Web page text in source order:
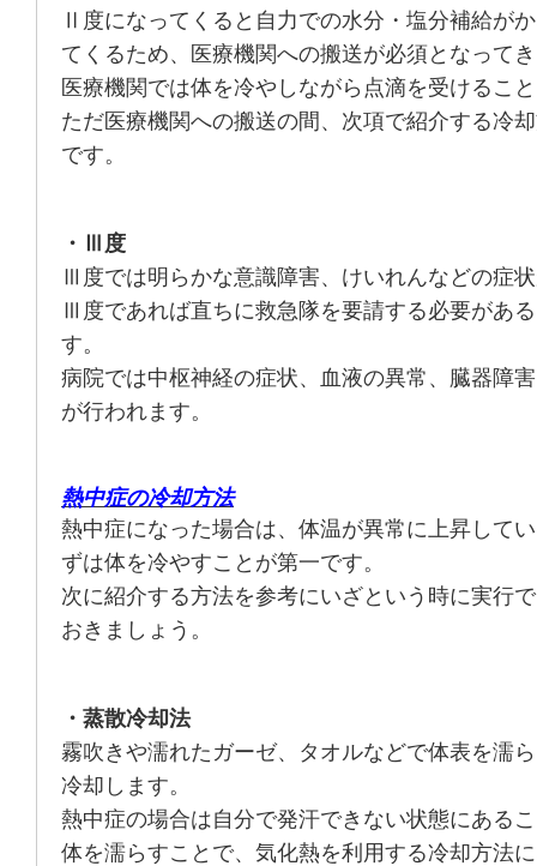
Ⅱ度になってくると自力での水分・塩分補給が
てくるため、医療機関への搬送が必須となって
医療機関では体を冷やしながら点滴を受けるこ
ただ医療機関への搬送の間、次項で紹介する冷
です。
・Ⅲ度
Ⅲ度では明らかな意識障害、けいれんなどの症
Ⅲ度であれば直ちに救急隊を要請する必要があ
す。
病院では中枢神経の症状、血液の異常、臓器障
が行われます。
熱中症の冷却方法
熱中症になった場合は、体温が異常に上昇して
ずは体を冷やすことが第一です。
次に紹介する方法を参考にいざという時に実行
おきましょう。
・蒸散冷却法
霧吹きや濡れたガーゼ、タオルなどで体表を濡
冷却します。
熱中症の場合は自分で発汗できない状態にある
体を濡らすことで、気化熱を利用する冷却方法